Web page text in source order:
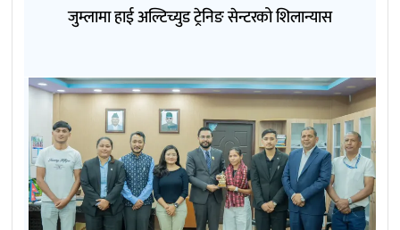
जुम्लामा हाई अल्टिच्युड ट्रेनिङ सेन्टरको शिलान्यास